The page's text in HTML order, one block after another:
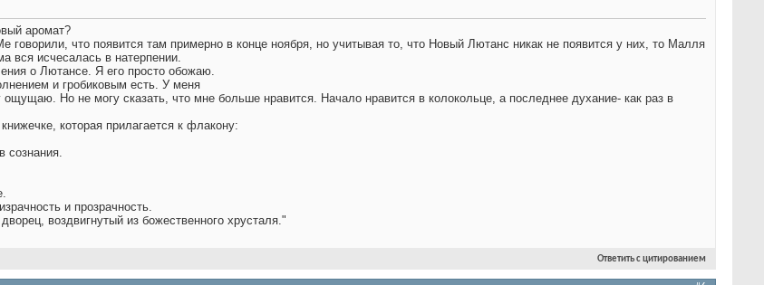
аромат?
говорили, что появится там примерно в конце ноября, но учитывая то, что Новый Лютанс никак не появится у них, то Малля
вся исчесалась в натерпении.
о Лютансе. Я его просто обожаю.
и гробиковым есть. У меня
ощущаю. Но не могу сказать, что мне больше нравится. Начало нравится в колокольце, а последнее духание- как раз в
которая прилагается к флакону:
сознания.
и прозрачность.
воздвигнутый из божественного хрусталя."
Ответить с цитированием